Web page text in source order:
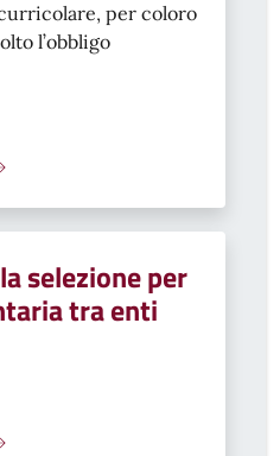
per coloro
l’obbligo
selezione per
tra enti